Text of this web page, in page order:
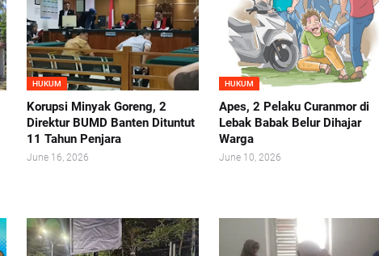
HUKUM
Korupsi Minyak Goreng, 2
Direktur BUMD Banten Dituntut
11 Tahun Penjara
June 16, 2026
HUKUM
Apes, 2 Pelaku Curanmor di
Lebak Babak Belur Dihajar
Warga
June 10, 2026